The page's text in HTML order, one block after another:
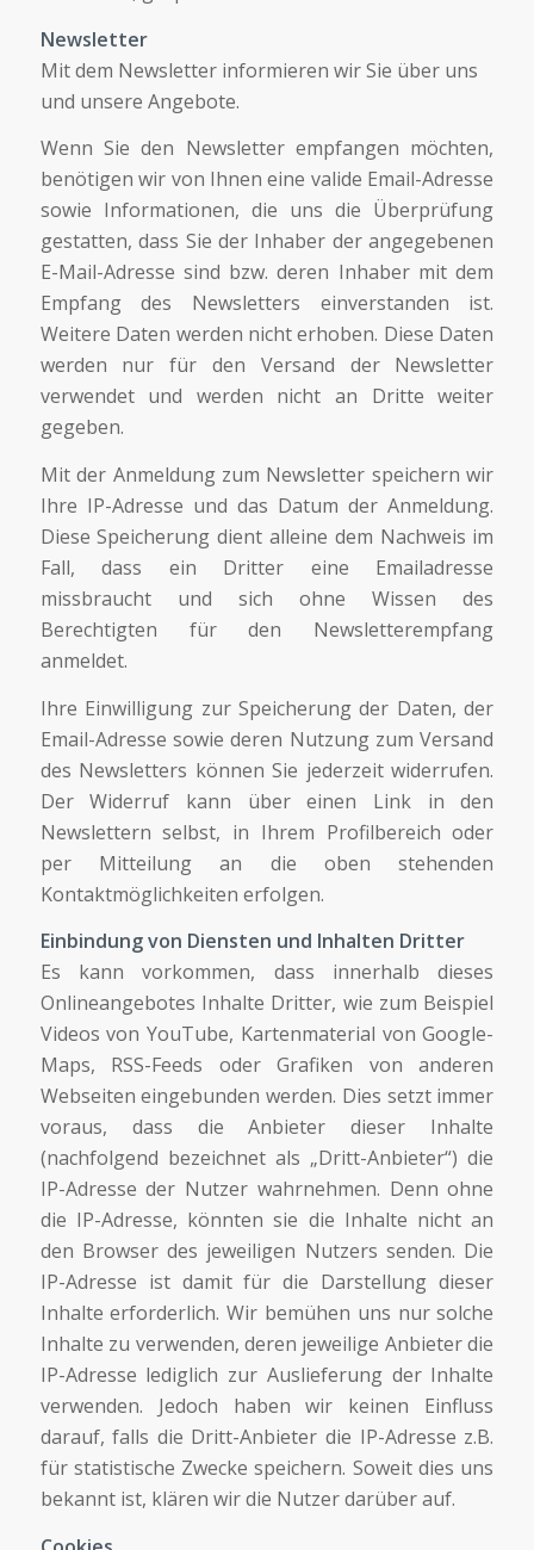
Newsletter
Mit dem Newsletter informieren wir Sie über uns
und unsere Angebote.
Wenn Sie den Newsletter empfangen möchten,
benötigen wir von Ihnen eine valide Email-Adresse
sowie Informationen, die uns die Überprüfung
gestatten, dass Sie der Inhaber der angegebenen
E-Mail-Adresse sind bzw. deren Inhaber mit dem
Empfang des Newsletters einverstanden ist.
Weitere Daten werden nicht erhoben. Diese Daten
werden nur für den Versand der Newsletter
verwendet und werden nicht an Dritte weiter
gegeben.
Mit der Anmeldung zum Newsletter speichern wir
Ihre IP-Adresse und das Datum der Anmeldung.
Diese Speicherung dient alleine dem Nachweis im
Fall, dass ein Dritter eine Emailadresse
missbraucht und sich ohne Wissen des
Berechtigten für den Newsletterempfang
anmeldet.
Ihre Einwilligung zur Speicherung der Daten, der
Email-Adresse sowie deren Nutzung zum Versand
des Newsletters können Sie jederzeit widerrufen.
Der Widerruf kann über einen Link in den
Newslettern selbst, in Ihrem Profilbereich oder
per Mitteilung an die oben stehenden
Kontaktmöglichkeiten erfolgen.
Einbindung von Diensten und Inhalten Dritter
Es kann vorkommen, dass innerhalb dieses
Onlineangebotes Inhalte Dritter, wie zum Beispiel
Videos von YouTube, Kartenmaterial von Google-
Maps, RSS-Feeds oder Grafiken von anderen
Webseiten eingebunden werden. Dies setzt immer
voraus, dass die Anbieter dieser Inhalte
(nachfolgend bezeichnet als „Dritt-Anbieter“) die
IP-Adresse der Nutzer wahrnehmen. Denn ohne
die IP-Adresse, könnten sie die Inhalte nicht an
den Browser des jeweiligen Nutzers senden. Die
IP-Adresse ist damit für die Darstellung dieser
Inhalte erforderlich. Wir bemühen uns nur solche
Inhalte zu verwenden, deren jeweilige Anbieter die
IP-Adresse lediglich zur Auslieferung der Inhalte
verwenden. Jedoch haben wir keinen Einfluss
darauf, falls die Dritt-Anbieter die IP-Adresse z.B.
für statistische Zwecke speichern. Soweit dies uns
bekannt ist, klären wir die Nutzer darüber auf.